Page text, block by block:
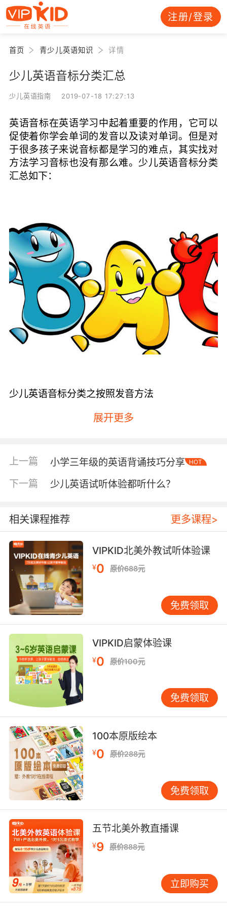
注册/登录
首页 青少儿英语知识 详情
少儿英语音标分类汇总
少儿英语指南 2019-07-18 17:27:13
英语音标在英语学习中起着重要的作用，它可以
促使着你学会单词的发音以及读对单词。但是对
于很多孩子来说音标都是学习的难点，其实找对
方法学习音标也没有那么难。少儿英语音标分类
汇总如下：
少儿英语音标分类之按照发音方法
爆破音——指的就是发音器官在我们的口腔中形
得气流产生摩擦而发出声音来。
破擦音——顾名思义就是爆破音和摩擦音紧密结
碍的部分是要完全闭塞的，然后慢慢打开嘴巴发
声就可以了。
鼻音——发音的时候需要口腔气流阻塞。然后软
腭下垂、鼻腔通气而发声。
流音——指的就是舌尖齿龈测流音，然后舌端紧
紧贴着上齿龈，舌前部向硬腭抬起，气流从舌的
一侧或者是两侧滑出发的音。
滑音——指的就是发音器移向或者移离某一动作
发出的过渡音。
少儿英语音标分类之按发音位置分类
双唇音——指的就是由上唇和下唇接触，使得语
流受阻而构成的一种辅音。
唇齿音——指的就是下唇与上排牙齿因为咬合发
出的辅音。
舌齿音——指的就是上下排的牙齿咬着舌尖发出
来的音。
齿龈音——指的就是舌尖与上排内牙龈之间发出
的声音。
上腭音——指的就是舌尖贴着上颚也就是口腔的
正上方发出的声音。
软颚音——指的就是舌头贴着上颚也就是口腔的
展开更多
上一篇 小学三年级的英语背诵技巧分享 HOT
下一篇 少儿英语试听体验都听什么？
相关课程推荐 更多课程>
VIPKID北美外教试听体验课
¥0 原价688元
免费领取
VIPKID启蒙体验课
¥0 原价100元
免费领取
100本原版绘本
¥0 原价288元
免费领取
五节北美外教直播课
¥9 原价888元
立即购买